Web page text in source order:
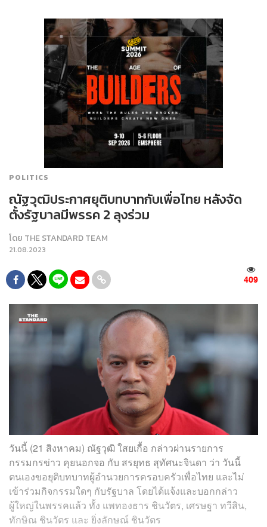
POLITICS
ณัฐวุฒิประกาศยุติบทบาทกับเพื่อไทย หลังจัด
ตั้งรัฐบาลมีพรรค 2 ลุงร่วม
โดย THE STANDARD TEAM
21.08.2023
409
วันนี้ (21 สิงหาคม) ณัฐวุฒิ ใสยเกื้อ กล่าวผ่านรายการ
กรรมกรข่าว คุยนอกจอ กับ สรยุทธ สุทัศนะจินดา ว่า วันนี้
ตนเองขอยุติบทบาทผู้อำนวยการครอบครัวเพื่อไทย และไม่
เข้าร่วมกิจกรรมใดๆ กับรัฐบาล โดยได้แจ้งและบอกกล่าว
ผู้ใหญ่ในพรรคแล้ว ทั้ง แพทองธาร ชินวัตร, เศรษฐา ทวีสิน,
ทักษิณ ชินวัตร และ ยิ่งลักษณ์ ชินวัตร